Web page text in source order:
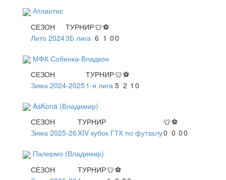
Атлантис
СЕЗОН
ТУРНИР👕⚽
Лето 20243Б лига 6 1 00
МФК Собинка-Владкон
СЕЗОН
ТУРНИР👕⚽
Зима 2024-20251-я лига 5 2 1 0
AsKona (Владимир)
СЕЗОН
ТУРНИР 👕⚽
Зима 2025-26XIV кубок ГТК по футзалу0 0 00
Палермо (Владимир)
СЕЗОН
ТУРНИР👕⚽